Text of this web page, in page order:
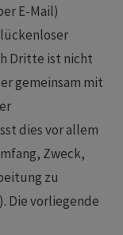
E-Mail)
Dritte ist nicht
gemeinsam mit
dies vor allem
Zweck,
zu
Die vorliegende